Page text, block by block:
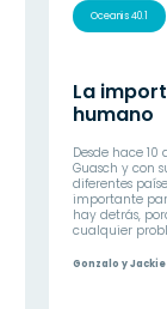
Oceanis 40.1
La
humano
Desde hace
Guasch y con
diferentes
importante
hay detrás,
cualquier
Gonzalo y Jackie